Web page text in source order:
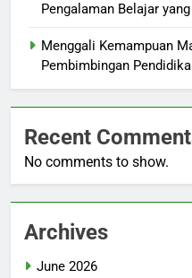
Pengalaman Belajar
Menggali Kemampuan
Pembimbingan
Recent
No comments to show.
Archives
June 2026